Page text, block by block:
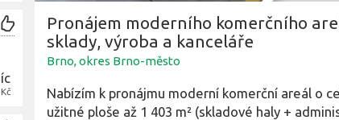
Pronájem moderního komerčního
sklady, výroba a kanceláře
Brno, okres Brno-město
Nabízím k pronájmu moderní komerční areál o
užitné ploše až 1 403 m² (skladové haly +